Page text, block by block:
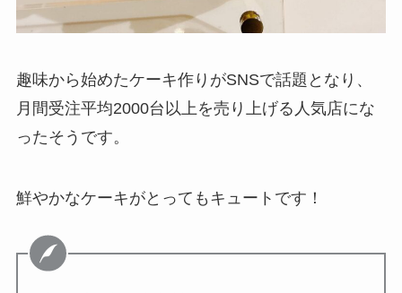
趣味から始めたケーキ作りがSNSで話題となり、
月間受注平均2000台以上を売り上げる人気店にな
ったそうです。
鮮やかなケーキがとってもキュートです！